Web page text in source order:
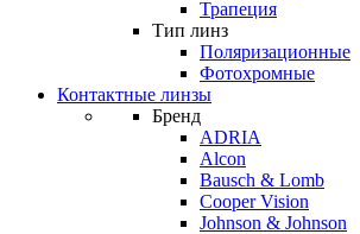
Трапеция
Тип линз
Поляризационные
Фотохромные
Контактные линзы
Бренд
ADRIA
Alcon
Bausch & Lomb
Cooper Vision
Johnson & Johnson